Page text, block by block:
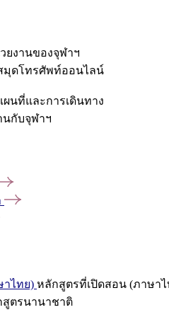
ยงานของจุฬาฯ
มุดโทรศัพท์ออนไลน์
ผนที่และการเดินทาง
นกับจุฬาฯ
าไทย) หลักสูตรที่เปิดสอน (ภาษาไ
ตรนานาชาติ